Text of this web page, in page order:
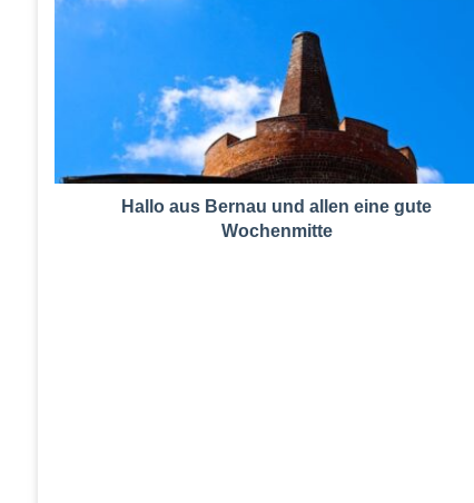
Hallo aus Bernau und allen eine gute
Wochenmitte